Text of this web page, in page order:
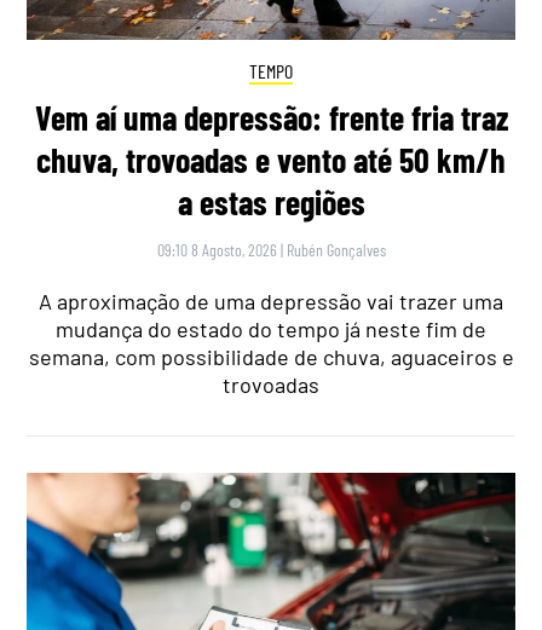
TEMPO
Vem aí uma depressão: frente fria traz
chuva, trovoadas e vento até 50 km/h
a estas regiões
09:10 8 Agosto, 2026 | Rubén Gonçalves
A aproximação de uma depressão vai trazer uma
mudança do estado do tempo já neste fim de
semana, com possibilidade de chuva, aguaceiros e
trovoadas